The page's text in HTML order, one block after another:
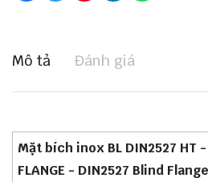
Mô tả Đánh giá
Mặt bích inox BL DIN2527 HT -
FLANGE - DIN2527 Blind